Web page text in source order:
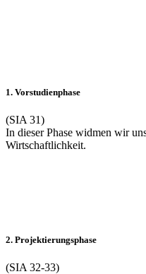
1. Vorstudienphase
(SIA 31)
In dieser Phase widmen wir
Wirtschaftlichkeit.
2. Projektierungsphase
(SIA 32-33)